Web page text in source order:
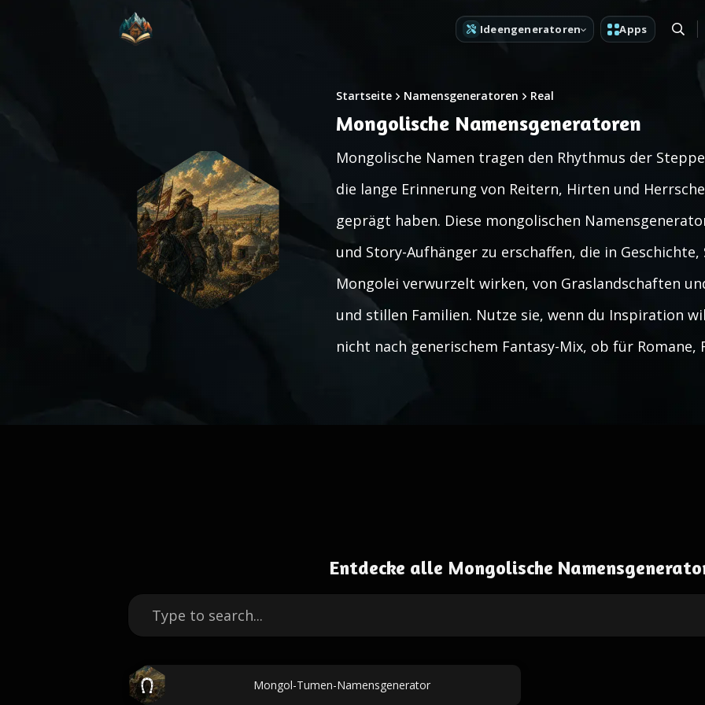
Ideengeneratoren Apps
Startseite Namensgeneratoren Real
Mongolische Namensgeneratoren
Mongolische Namen tragen den Rhythmus der
die lange Erinnerung von Reitern, Hirten und
geprägt haben. Diese mongolischen
und Story-Aufhänger zu erschaffen, die in
Mongolei verwurzelt wirken, von Graslandschaften
und stillen Familien. Nutze sie, wenn du Inspiration
nicht nach generischem Fantasy-Mix, ob für
Entdecke alle Mongolische
Mongol-Tumen-Namensgenerator